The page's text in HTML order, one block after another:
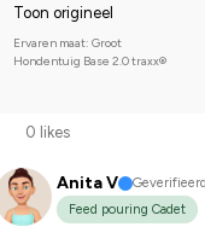
Toon origineel
Ervaren maat: Groot
Hondentuig Base 2.0 traxx®
0 likes
Anita V
Feed pouring Cadet